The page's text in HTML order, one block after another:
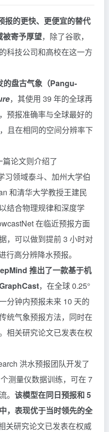
报的更快、更便宜的替代
被寄予厚望，除了谷歌，
科技公司和高校在这一方
的盘古气象（Pangu-
，其使用 39 年的全球再
预报准确率与全球最好的
且在相同的空间分辨率下
篇论文则介绍了
习领域泰斗、加州大学伯
和清华大学教授王建民
结合物理规律和深度学
在临近预报方面
，可以做到提前 3 小时对
行高分辨降水预报。
推出了一款基于机
，在全球 0.25°
分钟内预报未来 10 天的
统气象预报方法，同时在
相关研究论文已发表在权
洪水预报团队开发了
测量仪数据训练，可在 7
。 该模型在同日预报和 5
，表现优于当时领先的全
关研究论文已发表在权威